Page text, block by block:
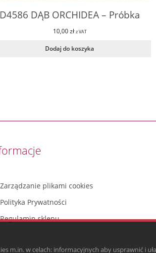
D4586 DĄB ORCHIDEA – Próbka
10,00zł z VAT
Dodaj do koszyka
Zarządzanie plikami cookies
Polityka Prywatności
Regulamin sklepu
m.in. w celach: informacyjnych aby usprawnić i